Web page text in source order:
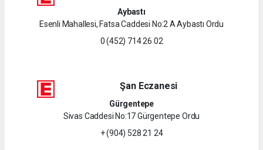
Aybastı
Esenli Mahallesi, Fatsa Caddesi No:2 A Aybastı Ordu
0 (452) 714 26 02
Şan Eczanesi
Gürgentepe
Sivas Caddesi No:17 Gürgentepe Ordu
+ (904) 528 21 24